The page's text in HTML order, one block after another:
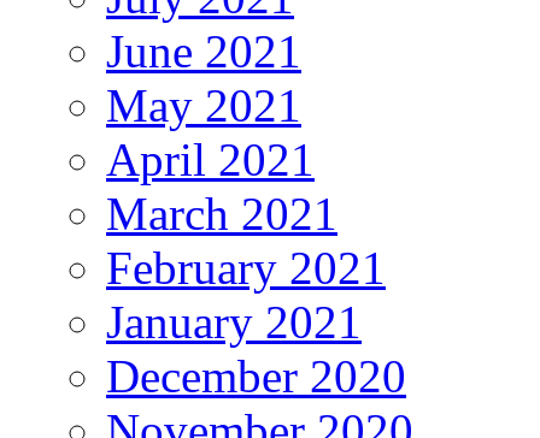
June 2021
May 2021
April 2021
March 2021
February 2021
January 2021
December 2020